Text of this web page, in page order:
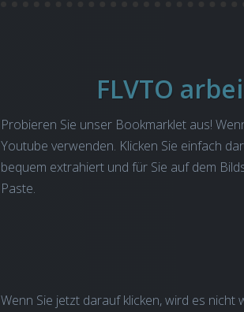
FLVTO
Probieren Sie unser Bookmarklet aus!
Youtube verwenden. Klicken Sie einfach
bequem extrahiert und für Sie auf dem
Paste.
Wenn Sie jetzt darauf klicken, wird es